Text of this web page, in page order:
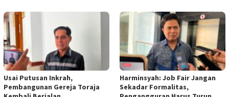
Usai Putusan Inkrah,
Pembangunan Gereja Toraja
Harminsyah: Job Fair Jangan
Sekadar Formalitas,